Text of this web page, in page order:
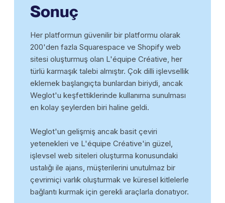
Sonuç
Her platformun güvenilir bir platformu olarak
200'den fazla Squarespace ve Shopify web
sitesi oluşturmuş olan L'équipe Créative, her
türlü karmaşık talebi almıştır. Çok dilli işlevsellik
eklemek başlangıçta bunlardan biriydi, ancak
Weglot'u keşfettiklerinde kullanıma sunulması
en kolay şeylerden biri haline geldi.
Weglot'un gelişmiş ancak basit çeviri
yetenekleri ve L'équipe Créative'in güzel,
işlevsel web siteleri oluşturma konusundaki
ustalığı ile ajans, müşterilerini unutulmaz bir
çevrimiçi varlık oluşturmak ve küresel kitlelerle
bağlantı kurmak için gerekli araçlarla donatıyor.